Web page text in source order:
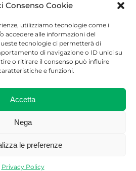
Consenso Cookie
utilizziamo tecnologie come i
accedere alle informazioni del
tecnologie ci permetterà di
di navigazione o ID unici su
o ritirare il consenso può influire
e funzioni.
Accetta
Nega
le preferenze
Privacy Policy
Consulting SA
2,
96 60
99 09
|Informativa Policy